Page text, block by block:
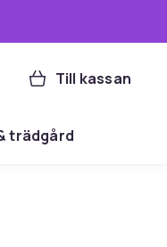
Till kassan
trädgård